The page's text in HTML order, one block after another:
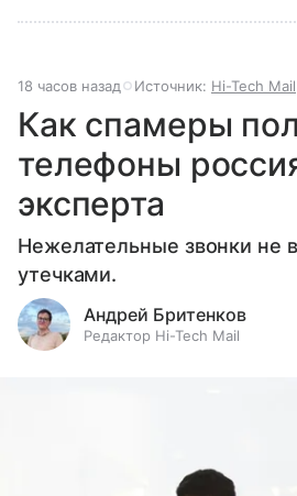
18 часов назад Источник: Hi-Tech Mail
Как спамеры
телефоны
эксперта
Нежелательные звонки не
утечками.
Андрей Бритенков
Редактор Hi-Tech Mail